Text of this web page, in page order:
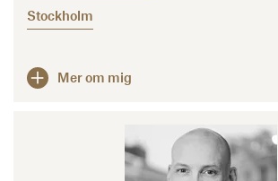
Stockholm
Mer om mig